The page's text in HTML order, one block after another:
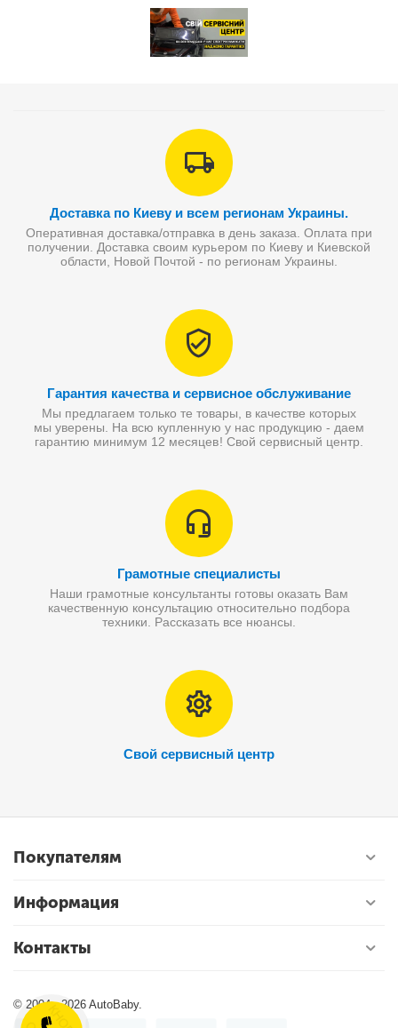
Доставка по Киеву и всем регионам Украины.
Оперативная доставка/отправка в день заказа. Оплата при
получении. Доставка своим курьером по Киеву и Киевской
области, Новой Почтой - по регионам Украины.
Гарантия качества и сервисное обслуживание
Мы предлагаем только те товары, в качестве которых
мы уверены. На всю купленную у нас продукцию - даем
гарантию минимум 12 месяцев! Свой сервисный центр.
Грамотные специалисты
Наши грамотные консультанты готовы оказать Вам
качественную консультацию относительно подбора
техники. Рассказать все нюансы.
Свой сервисный центр
Покупателям
Информация
Контакты
© 2004 - 2026 AutoBaby.